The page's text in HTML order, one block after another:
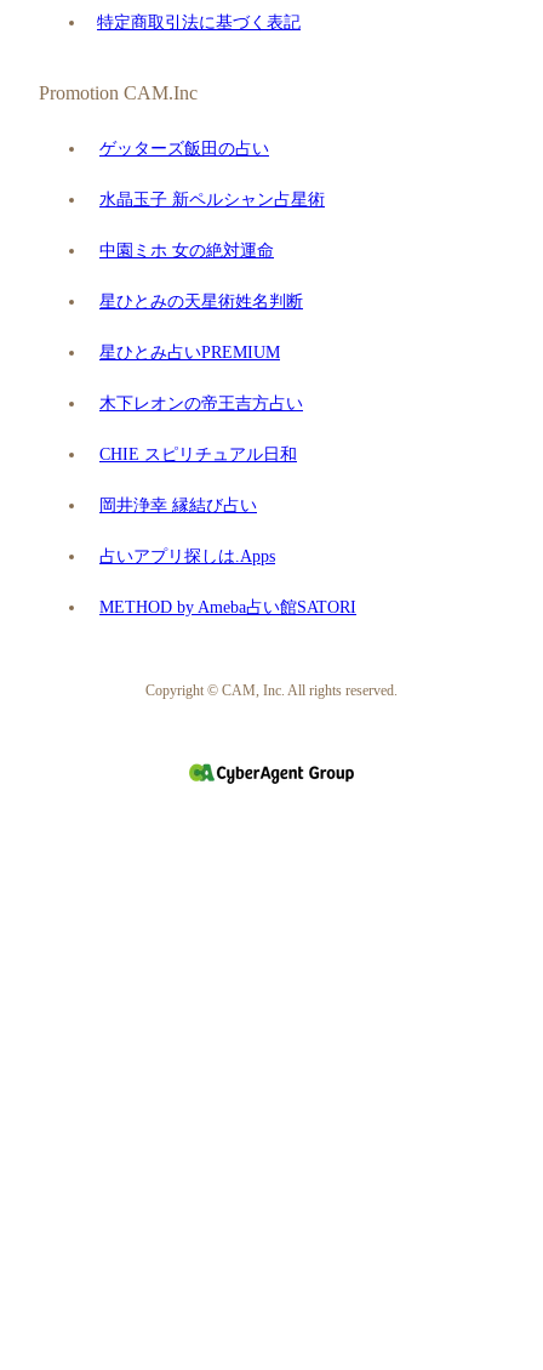
特定商取引法に基づく表記
Promotion CAM.Inc
ゲッターズ飯田の占い
水晶玉子 新ペルシャン占星術
中園ミホ 女の絶対運命
星ひとみの天星術姓名判断
星ひとみ占いPREMIUM
木下レオンの帝王吉方占い
CHIE スピリチュアル日和
岡井浄幸 縁結び占い
占いアプリ探しは.Apps
METHOD by Ameba占い館SATORI
Copyright © CAM, Inc. All rights reserved.